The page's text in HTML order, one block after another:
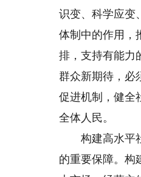
识变、科学应变
体制中的作用，
排，支持有能力
群众新期待，必
促进机制，健全
全体人民。
构建高水平社
的重要保障。构